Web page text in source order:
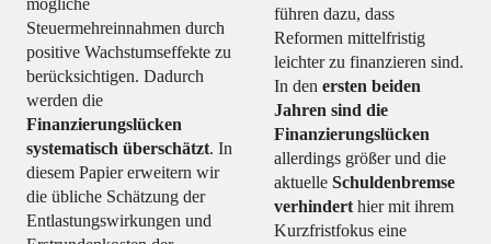
mögliche
Steuermehreinnahmen durch
positive Wachstumseffekte zu
berücksichtigen. Dadurch
werden die
Finanzierungslücken
systematisch überschätzt. In
diesem Papier erweitern wir
die übliche Schätzung der
Entlastungswirkungen und
führen dazu, dass
Reformen mittelfristig
leichter zu finanzieren sind.
In denersten beiden
Jahren sind die
Finanzierungslücken
allerdings größer und die
aktuelleSchuldenbremse
verhinderthier mit ihrem
Kurzfristfokus eine